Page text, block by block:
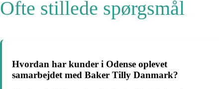
Ofte stillede spørgsmål
Hvordan har kunder i Odense oplevet
samarbejdet med Baker Tilly Danmark?